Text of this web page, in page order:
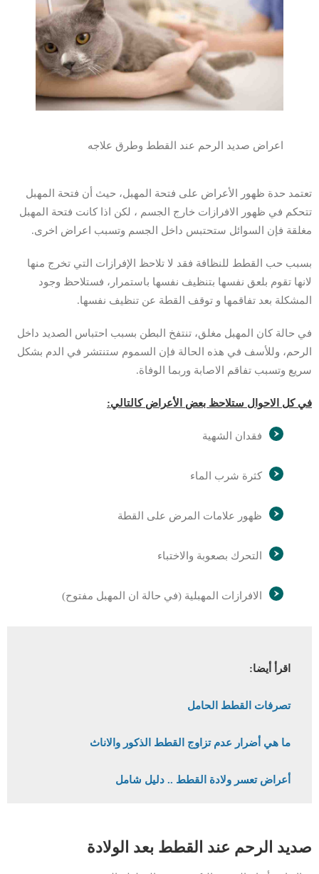
اعراض صديد الرحم عند القطط وطرق علاجه
تعتمد حدة ظهور الأعراض على فتحة المهبل، حيث أن فتحة المهبل
تتحكم في ظهور الافرازات خارج الجسم ، لكن اذا كانت فتحة المهبل
مغلقة فإن السوائل ستحتبس داخل الجسم وتسبب اعراض اخرى.
بسبب حب القطط للنظافة فقد لا تلاحظ الإفرازات التي تخرج منها
لانها تقوم بلعق نفسها بتنظيف نفسها باستمرار، فستلاحظ وجود
المشكلة بعد تفاقمها و توقف القطة عن تنظيف نفسها.
في حالة كان المهبل مغلق، تنتفخ البطن بسبب احتباس الصديد داخل
الرحم، وللأسف في هذه الحالة فإن السموم ستنتشر في الدم بشكل
سريع وتسبب تفاقم الاصابة وربما الوفاة.
في كل الاحوال ستلاحظ بعض الأعراض كالتالي:
فقدان الشهية
كثرة شرب الماء
ظهور علامات المرض على القطة
التحرك بصعوبة والاختباء
الافرازات المهبلية (في حالة ان المهبل مفتوح)
اقرأ أيضا:
تصرفات القطط الحامل
ما هي أضرار عدم تزاوج القطط الذكور والاناث
أعراض تعسر ولادة القطط .. دليل شامل
صديد الرحم عند القطط بعد الولادة